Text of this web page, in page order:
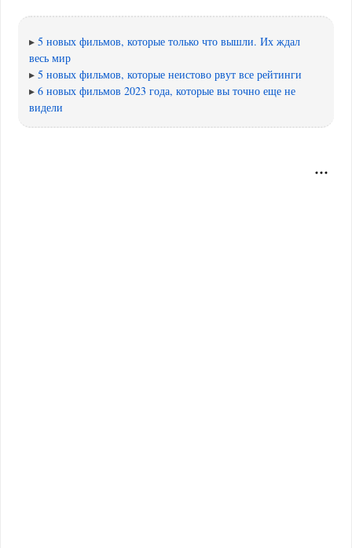
▸5 новых фильмов, которые только что вышли. Их ждал
весь мир
▸5 новых фильмов, которые неистово рвут все рейтинги
▸6 новых фильмов 2023 года, которые вы точно еще не
видели